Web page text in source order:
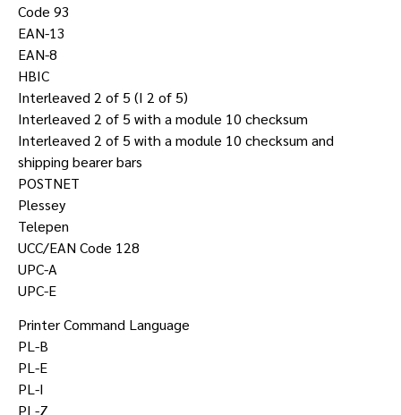
Code 93
EAN-13
EAN-8
HBIC
Interleaved 2 of 5 (I 2 of 5)
Interleaved 2 of 5 with a module 10 checksum
Interleaved 2 of 5 with a module 10 checksum and
shipping bearer bars
POSTNET
Plessey
Telepen
UCC/EAN Code 128
UPC-A
UPC-E
Printer Command Language
PL-B
PL-E
PL-I
PL-Z